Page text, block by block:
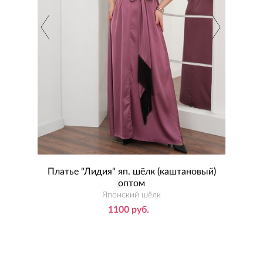
Платье "Лидия" яп. шёлк (каштановый)
оптом
Японский шёлк
1100 руб.